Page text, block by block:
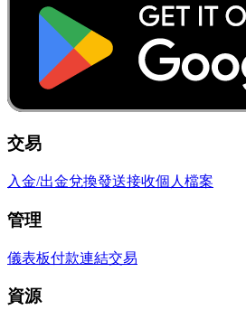
交易
入金/出金兌換發送接收個人檔案
管理
儀表板付款連結交易
資源